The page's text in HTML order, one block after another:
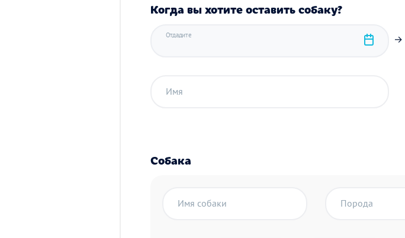
Когда вы хотите оставить собаку?
Отдадите
Имя
Собака
Имя собаки Порода